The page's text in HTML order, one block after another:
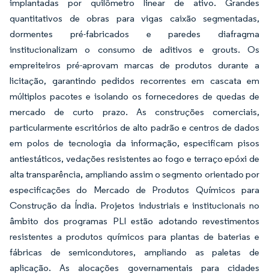
implantadas por quilômetro linear de ativo. Grandes
quantitativos de obras para vigas caixão segmentadas,
dormentes pré-fabricados e paredes diafragma
institucionalizam o consumo de aditivos e grouts. Os
empreiteiros pré-aprovam marcas de produtos durante a
licitação, garantindo pedidos recorrentes em cascata em
múltiplos pacotes e isolando os fornecedores de quedas de
mercado de curto prazo. As construções comerciais,
particularmente escritórios de alto padrão e centros de dados
em polos de tecnologia da informação, especificam pisos
antiestáticos, vedações resistentes ao fogo e terraço epóxi de
alta transparência, ampliando assim o segmento orientado por
especificações do Mercado de Produtos Químicos para
Construção da Índia. Projetos industriais e institucionais no
âmbito dos programas PLI estão adotando revestimentos
resistentes a produtos químicos para plantas de baterias e
fábricas de semicondutores, ampliando as paletas de
aplicação. As alocações governamentais para cidades